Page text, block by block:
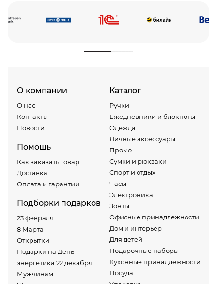
О компании
О нас
Контакты
Новости
Помощь
Как заказать товар
Доставка
Оплата и гарантии
Подборки подарков
23 февраля
8 Марта
Открытки
Подарки на День
энергетика 22 декабря
Мужчинам
Каталог
Ручки
Ежедневники и блокноты
Одежда
Личные аксессуары
Промо
Сумки и рюкзаки
Спорт и отдых
Часы
Электроника
Зонты
Офисные принадлежности
Дом и интерьер
Для детей
Подарочные наборы
Кухонные принадлежности
Посуда